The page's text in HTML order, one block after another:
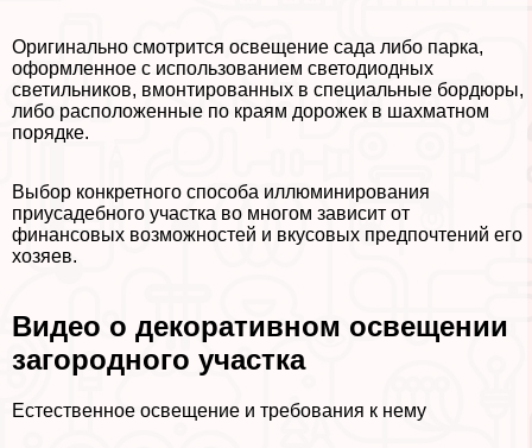
Оригинально смотрится освещение сада либо парка,
оформленное с использованием светодиодных
светильников, вмонтированных в специальные бордюры,
либо расположенные по краям дорожек в шахматном
порядке.
Выбор конкретного способа иллюминирования
приусадебного участка во многом зависит от
финансовых возможностей и вкусовых предпочтений его
хозяев.
Видео о декоративном освещении
загородного участка
Естественное освещение и требования к нему